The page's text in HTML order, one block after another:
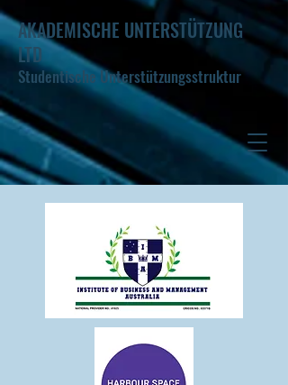
AKADEMISCHE UNTERSTÜTZUNG
LTD
Studentische Unterstützungsstruktur